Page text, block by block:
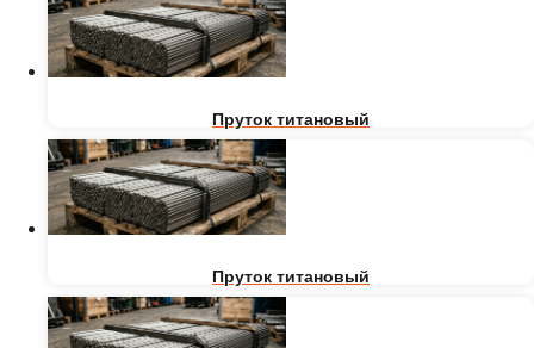
Пруток титановый
Пруток титановый